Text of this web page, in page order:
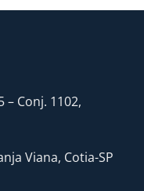
– Conj. 1102,
Viana, Cotia-SP